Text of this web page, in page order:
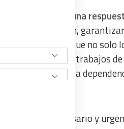
“a ofrecer una
la discriminación,
sistema en el que no solo
sino también los trabajos de
la atención a la
“Es necesario y